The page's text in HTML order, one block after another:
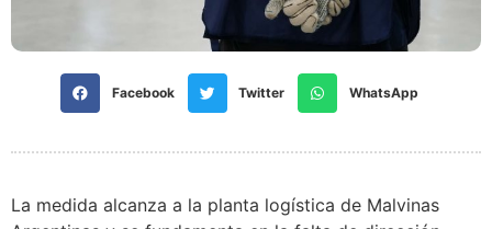
Facebook Twitter WhatsApp
La medida alcanza a la planta logística de Malvinas